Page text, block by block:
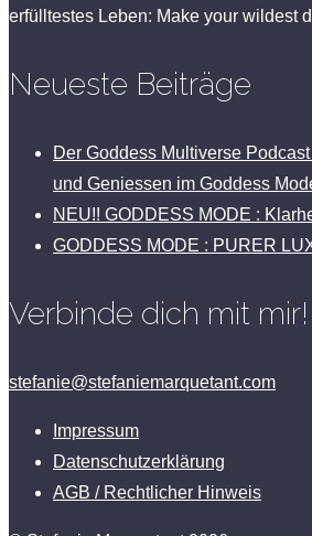
erfülltestes Leben: Make your wildest
Neueste Beiträge
Der Goddess Multiverse
und Geniessen im Goddess
NEU!! GODDESS MODE :
GODDESS MODE : PURER
Verbinde dich mit mir!
stefanie@stefaniemarquetant.com
Impressum
Datenschutzerklärung
AGB / Rechtlicher Hinweis